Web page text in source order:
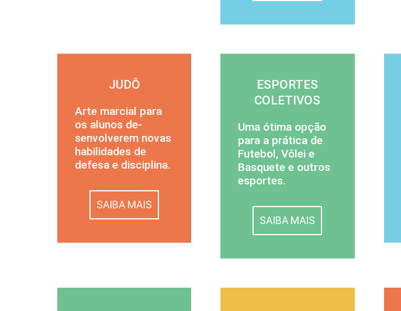
JUDÔ
Arte marcial para
os alunos de­
senvolverem novas
ha­bilidades de
defesa e dis­ciplina.
SAIBA MAIS
ESPORTES
COLETIVOS
Uma ótima opção
para a prática de
Futebol, Vôlei e
Basquete e outros
esportes.
SAIBA MAIS